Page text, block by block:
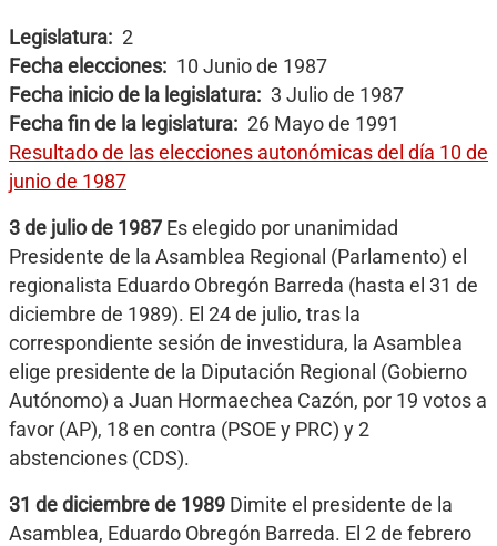
Legislatura
2
Fecha elecciones
10 Junio de 1987
Fecha inicio de la legislatura
3 Julio de 1987
Fecha fin de la legislatura
26 Mayo de 1991
Resultado de las elecciones autonómicas del día 10 de
junio de 1987
3 de julio de 1987 Es elegido por unanimidad
Presidente de la Asamblea Regional (Parlamento) el
regionalista Eduardo Obregón Barreda (hasta el 31 de
diciembre de 1989). El 24 de julio, tras la
correspondiente sesión de investidura, la Asamblea
elige presidente de la Diputación Regional (Gobierno
Autónomo) a Juan Hormaechea Cazón, por 19 votos a
favor (AP), 18 en contra (PSOE y PRC) y 2
abstenciones (CDS).
31 de diciembre de 1989 Dimite el presidente de la
Asamblea, Eduardo Obregón Barreda. El 2 de febrero